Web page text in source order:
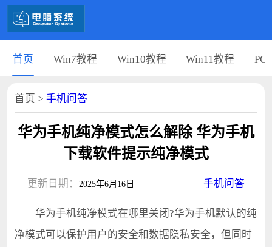
首页 Win7教程 Win10教程 Win11教程 PC
首页 > 手机问答
华为手机纯净模式怎么解除 华为手机
下载软件提示纯净模式
更新日期： 2025年6月16日 手机问答
华为手机纯净模式在哪里关闭?华为手机默认的纯
净模式可以保护用户的安全和数据隐私安全，但同时